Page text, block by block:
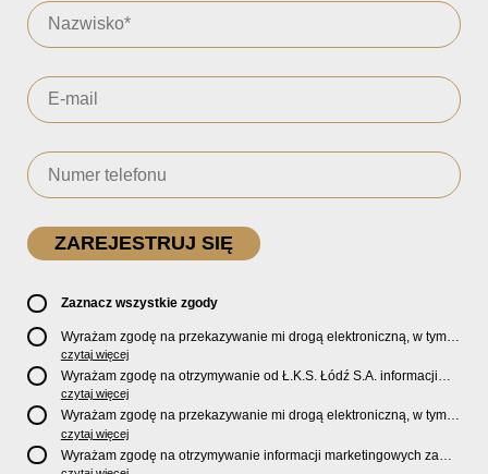
Zaznacz wszystkie zgody
Wyrażam zgodę na przekazywanie mi drogą elektroniczną, w tym
pocztą e-mail, oficjalnego newslettera oraz informacji o zniżkach,
promocjach, nowościach, biletach, karnetach, ofercie sklepu U2
Store oraz serwisu bilety.lkslodz.pl i innych produktach oraz
usługach oferowanych przez Ł.K.S. Łódź S.A.
czytaj więcej
Wyrażam zgodę na otrzymywanie od Ł.K.S. Łódź S.A. informacji
marketingowych dotyczących działalności spółki, ofert, wydarzeń i
produktów za pośrednictwem wiadomości SMS oraz połączeń
telefonicznych.
czytaj więcej
Wyrażam zgodę na przekazywanie mi drogą elektroniczną, w tym
pocztą e-mail, informacji handlowych i marketingowych o
produktach, usługach i działalnościSponsorów i PartnerówŁ.K.S.
czytaj więcej
Wyrażam zgodę na otrzymywanie informacji marketingowych za